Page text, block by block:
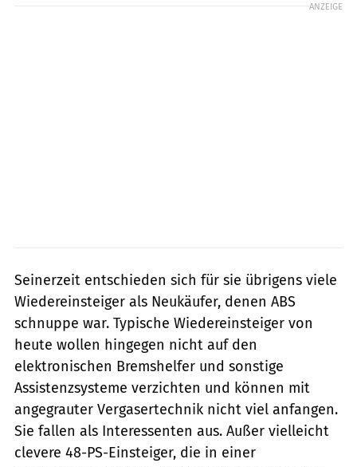
ANZEIGE
Seinerzeit entschieden sich für sie übrigens viele
Wiedereinsteiger als Neukäufer, denen ABS
schnuppe war. Typische Wiedereinsteiger von
heute wollen hingegen nicht auf den
elektronischen Bremshelfer und sonstige
Assistenzsysteme verzichten und können mit
angegrauter Vergasertechnik nicht viel anfangen.
Sie fallen als Interessenten aus. Außer vielleicht
clevere 48-PS-Einsteiger, die in einer